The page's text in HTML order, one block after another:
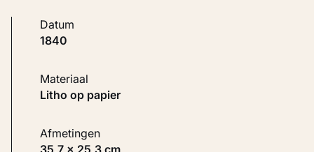
Datum
1840
Materiaal
Litho op papier
Afmetingen